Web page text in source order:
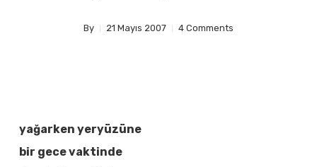
By 21 Mayıs 2007 4 Comments
yağarken yeryüzüne
bir gece vaktinde